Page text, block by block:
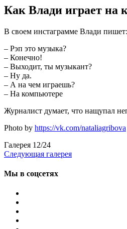
Как Влади играет на
В своем инстаграмме Влади пишет:
– Рэп это музыка?
– Конечно!
– Выходит, ты музыкант?
– Ну да.
– А на чем играешь?
– На компьютере
Журналист думает, что нащупал
Photo by https://vk.com/nataliagribova
Галерея 12/24
Следующая галерея
Мы в соцсетях